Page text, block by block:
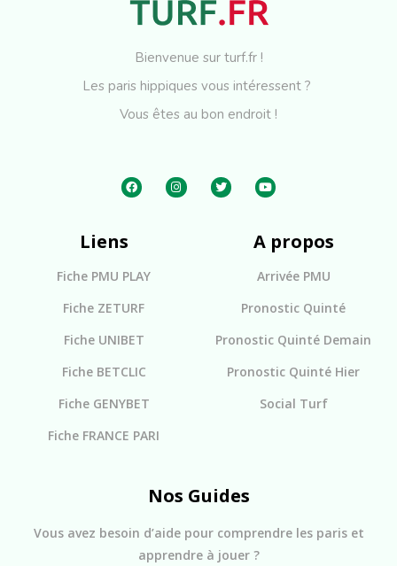
Bienvenue sur turf.fr !
Les paris hippiques vous intéressent ?
Vous êtes au bon endroit !
Liens
Fiche PMU PLAY
Fiche ZETURF
Fiche UNIBET
Fiche BETCLIC
Fiche GENYBET
Fiche FRANCE PARI
A propos
Arrivée PMU
Pronostic Quinté
Pronostic Quinté Demain
Pronostic Quinté Hier
Social Turf
Nos Guides
Vous avez besoin d’aide pour comprendre les paris et
apprendre à jouer ?